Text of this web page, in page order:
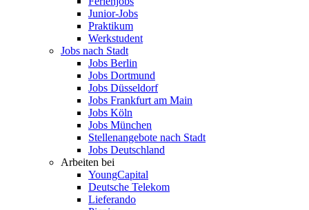
Junior-Jobs
Praktikum
Werkstudent
Jobs nach Stadt
Jobs Berlin
Jobs Dortmund
Jobs Düsseldorf
Jobs Frankfurt am Main
Jobs Köln
Jobs München
Stellenangebote nach Stadt
Jobs Deutschland
Arbeiten bei
YoungCapital
Deutsche Telekom
Lieferando